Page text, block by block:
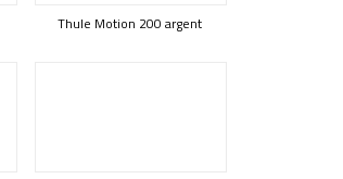
Thule Motion 200 argent